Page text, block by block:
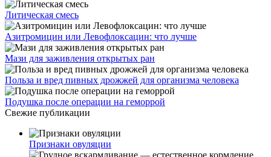
Литическая смесь
Азитромицин или Левофлоксацин: что лучше
Мази для заживления открытых ран
Польза и вред пивных дрожжей для организма человека
Подушка после операции на геморрой
Свежие публикации
Признаки овуляции